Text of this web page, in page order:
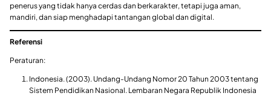
penerus yang tidak hanya cerdas dan berkarakter, tetapi juga aman,
mandiri, dan siap menghadapi tantangan global dan digital.
Referensi
Peraturan:
Indonesia. (2003). Undang-Undang Nomor 20 Tahun 2003 tentang
Sistem Pendidikan Nasional. Lembaran Negara Republik Indonesia